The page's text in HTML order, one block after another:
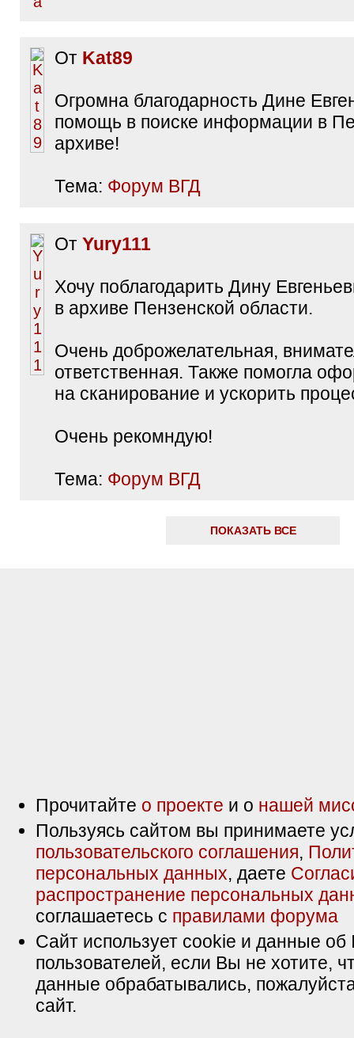
От Kat89
Огромна благодарность Дине
помощь в поиске информации в
архиве!
Тема: Форум ВГД
От Yury111
Хочу поблагодарить Дину
в архиве Пензенской области.
Очень доброжелательная,
ответственная. Также помогла
на сканирование и ускорить
Очень рекомндую!
Тема: Форум ВГД
ПОКАЗАТЬ ВСЕ
Прочитайте о проекте и о нашей
Пользуясь сайтом вы принимаете
пользовательского соглашения,
персональных данных, даете
распространение персональных
соглашаетесь с правилами форума
Сайт использует cookie и данные об
пользователей, если Вы не хотите,
данные обрабатывались,
сайт.